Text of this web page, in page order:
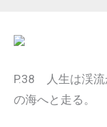
P.38 人生は渓流
の海へと走る。